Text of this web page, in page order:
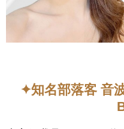
✦知名部落客 音